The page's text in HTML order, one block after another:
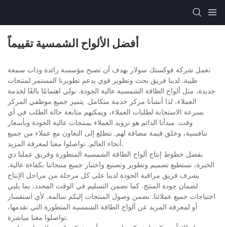
أفضل الألواح الشمسية تقييماً
تعمل شركة فوكستك سولار بهدف أن تصبح مؤسسة رائدة وذات سمعة
طيبة. لدينا فريق بحث وتطوير قوي يدعم تطويرنا المستمر لمنتجات
جديدة، مثل ألواح الطاقة الشمسية عالية الجودة. نولي اهتمامًا بالغًا لخدمة
العملاء، لذا أنشأنا مركز خدمة متكامل. يتميز جميع موظفي المركز
بسرعة الاستجابة لطلبات العملاء، ويمكنهم متابعة حالة الطلب في أي
وقت. مبدأنا الدائم هو تزويد العملاء بمنتجات عالية الجودة وبأسعار
تنافسية، وخلق قيمة مضافة لهم. نتطلع إلى التعاون مع عملاء من جميع
أنحاء العالم. تواصلوا معنا لمعرفة المزيد.
بفضل خطوط إنتاج ألواح الطاقة الشمسية المتطورة وفريق عملنا ذي
الخبرة، نستطيع تصميم وتطوير وتصنيع واختبار جميع منتجاتنا بكفاءة عالية.
يشرف فريق مراقبة الجودة لدينا على كل مرحلة من مراحل الإنتاج
لضمان جودة المنتج. كما نضمن التسليم في الوقت المحدد، بما يلبي
احتياجات جميع عملائنا. نضمن وصول المنتجات إليكم سالمة. لأي استفسار
أو لمعرفة المزيد عن ألواح الطاقة الشمسية المتطورة التي نقدمها،
تواصلوا معنا مباشرة.